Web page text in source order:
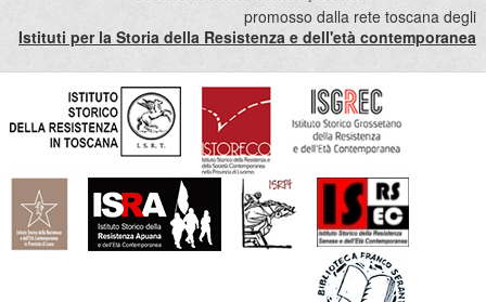
promosso dalla rete toscana degli
Istituti per la Storia della Resistenza e dell'età contemporanea